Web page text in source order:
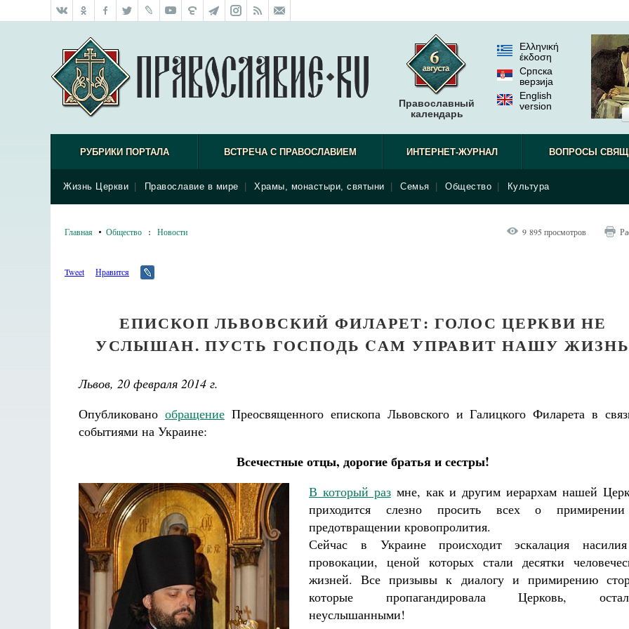
Православный
календарь
Ελληνική
έκδοση
Српска
верзиjа
English
version
РУБРИКИ ПОРТАЛА ВСТРЕЧА С ПРАВОСЛАВИЕМ ИНТЕРНЕТ-ЖУРНАЛ ВОПРОСЫ
Жизнь Церкви Православие в мире Храмы, монастыри, святыни Семья Общество Культура
Главная Общество : Новости 9 895 просмотров
Tweet Нравится
ЕПИСКОП ЛЬВОВСКИЙ ФИЛАРЕТ: ГОЛОС ЦЕРКВИ НЕ
УСЛЫШАН. ПУСТЬ ГОСПОДЬ CАМ УПРАВИТ НАШУ ЖИЗНЬ
Львов, 20 февраля 2014 г.
Опубликовано обращениеПреосвященного епископа Львовского и Галицкого Филарета в
событиями на Украине:
Всечестные отцы, дорогие братья и сестры!
В который размне, как и другим иерархам нашей
приходится слезно просить всех о
предотвращении кровопролития.
Сейчас в Украине происходит эскалация
провокации, ценой которых стали десятки
жизней. Все призывы к диалогу и примирению
которые пропагандировала Церковь,
неуслышанными!